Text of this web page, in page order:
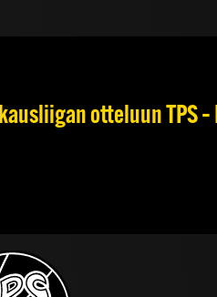
otteluun TPS